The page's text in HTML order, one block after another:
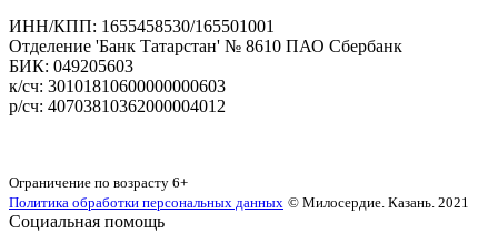
‌ИНН/КПП: 1655458530/165501001
Отделение 'Банк Татарстан' № 8610 ПАО Сбербанк
БИК: 049205603
‌к/сч: 30101810600000000603
р/сч: 40703810362000004012
Ограничение по возрасту 6+
Политика обработки персональных данных © Милосердие. Казань. 2021
Социальная помощь